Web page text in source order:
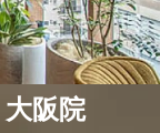
大阪院